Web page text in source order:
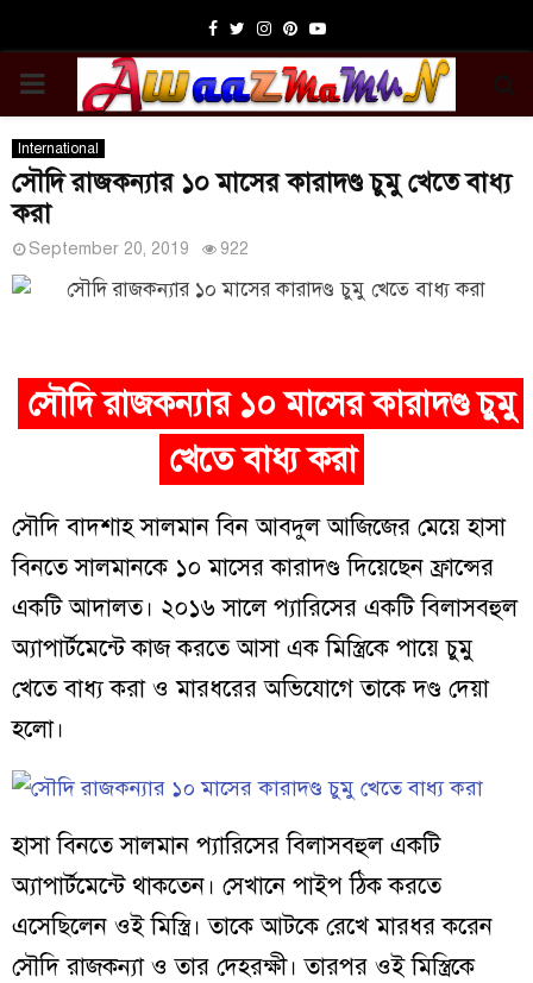
Facebook
TwitterInstagram
Pinterest
Youtube
PRIMARY
MENU
International
সৌদি রাজকন্যার ১০ মাসের কারাদণ্ড চুমু খেতে বাধ্য
করা
September 20, 2019 922
সৌদি রাজকন্যার ১০ মাসের কারাদণ্ড চুমু
খেতে বাধ্য করা
সৌদি বাদশাহ সালমান বিন আবদুল আজিজের মেয়ে হাসা
বিনতে সালমানকে ১০ মাসের কারাদণ্ড দিয়েছেন ফ্রান্সের
একটি আদালত। ২০১৬ সালে প্যারিসের একটি বিলাসবহুল
অ্যাপার্টমেন্টে কাজ করতে আসা এক মিস্ত্রিকে পায়ে চুমু
খেতে বাধ্য করা ও মারধরের অভিযোগে তাকে দণ্ড দেয়া
হলো।
হাসা বিনতে সালমান প্যারিসের বিলাসবহুল একটি
অ্যাপার্টমেন্টে থাকতেন। সেখানে পাইপ ঠিক করতে
এসেছিলেন ওই মিস্ত্রি। তাকে আটকে রেখে মারধর করেন
সৌদি রাজকন্যা ও তার দেহরক্ষী। তারপর ওই মিস্ত্রিকে